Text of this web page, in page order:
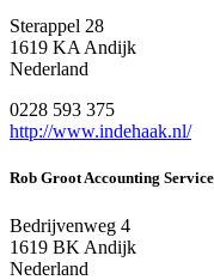
Sterappel 28
1619 KA Andijk
Nederland
0228 593 375
http://www.indehaak.nl/
Rob Groot Accounting
Bedrijvenweg 4
1619 BK Andijk
Nederland